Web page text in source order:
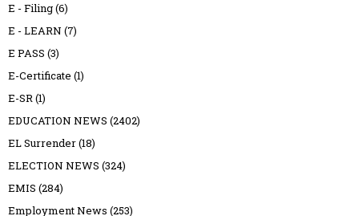
E - Filing(6)
E - LEARN (7)
E PASS (3)
E-Certificate (1)
E-SR(1)
EDUCATION NEWS (2402)
EL Surrender(18)
ELECTION NEWS (324)
EMIS (284)
Employment News (253)